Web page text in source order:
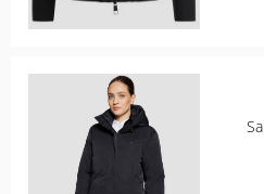
KEP
KINGSLAND EQUESTERIAN
ROECKL SPORTS